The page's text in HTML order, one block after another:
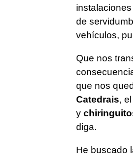
de
vehículos,
Que nos
que nos
Catedrais,
y
diga.
He buscado